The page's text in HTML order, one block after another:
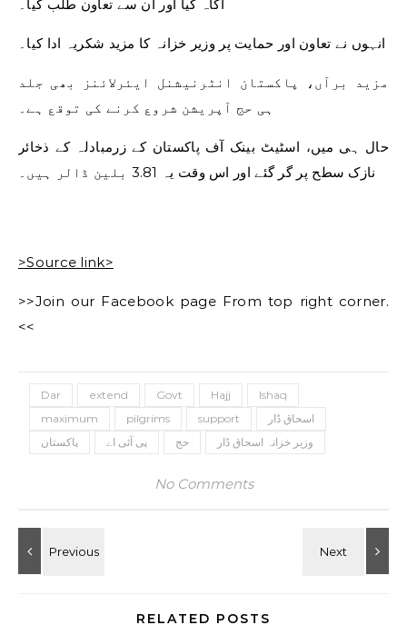
آگاہ کیا اور ان سے تعاون طلب کیا۔
انہوں نے تعاون اور حمایت پر وزیر خزانہ کا مزید شکریہ ادا کیا۔
مزید برآں، پاکستان انٹرنیشنل ایئرلائنز بھی جلد
ہی حج آپریشن شروع کرنے کی توقع ہے۔
حال ہی میں، اسٹیٹ بینک آف پاکستان کے زرمبادلہ کے ذخائر
نازک سطح پر گر گئے اور اس وقت یہ 3.81 بلین ڈالر ہیں۔
>Source link>
>>Join our Facebook page From top right corner.
<<
Dar extend Govt Hajj
Ishaq
maximum
pilgrims support
اسحاق ڈار
پاکستان
پی آئی اے حج وزیر خزانہ اسحاق ڈار
No Comments
RELATED POSTS